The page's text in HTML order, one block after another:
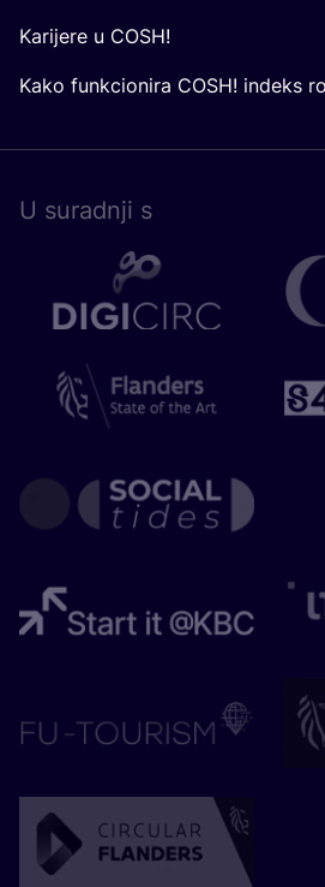
Karijere u COSH!
Kako funkcionira COSH! indeks
U surad­nji s